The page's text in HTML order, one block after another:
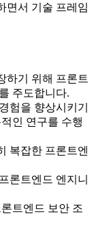
면서 기술 프레임
하기 위해 프론트
주도합니다.
험을 향상시키기
인 연구를 수행
복잡한 프론트엔
론트엔드 엔지니
트엔드 보안 조